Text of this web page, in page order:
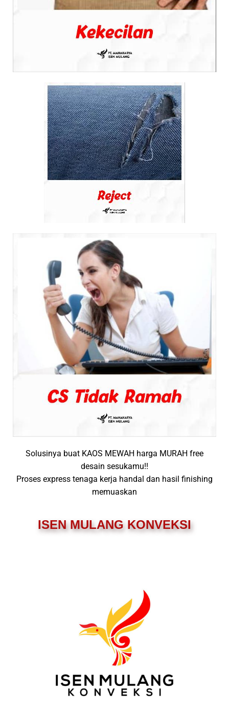
Solusinya buat KAOS MEWAH harga MURAH free
desain sesukamu!!
Proses express tenaga kerja handal dan hasil finishing
memuaskan
ISEN MULANG KONVEKSI